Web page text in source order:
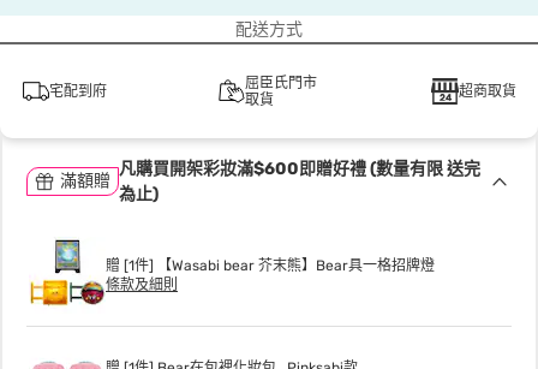
配送方式
宅配到府
屈臣氏門市
取貨
超商取貨
滿額贈
凡購買開架彩妝滿$600即贈好禮 (數量有限 送完
為止)
贈 [1件] 【Wasabi bear 芥末熊】Bear具一格招牌燈
條款及細則